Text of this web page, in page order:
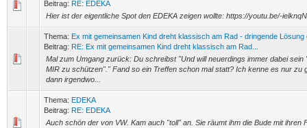
Beitrag: RE: EDEKA
Hier ist der eigentliche Spot den EDEKA zeigen wollte: https://youtu.be/-
Thema: Ex mit gemeinsamen Kind dreht klassisch am Rad - dringende Lösung
Beitrag: RE: Ex mit gemeinsamen Kind dreht klassisch am Rad...
Mal zum Umgang zurück: Du schreibst "Und will neuerdings immer dabei sein
MIR zu schützen"." Fand so ein Treffen schon mal statt? Ich kenne es nur zu
dann irgendwo...
Thema: EDEKA
Beitrag: RE: EDEKA
Auch schön der von VW. Kam auch "toll" an. Sie räumt ihm die Bude mit ihren